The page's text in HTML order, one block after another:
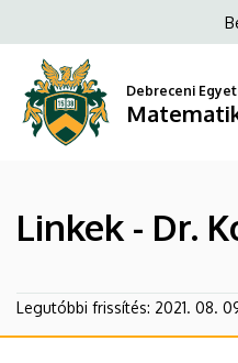
Dr.
Kovács
Zoltán
Matematikai
Intézet
a
tartalomra
Debreceni
Linkek - Dr.
Legutóbbi frissítés: 2021. 08.